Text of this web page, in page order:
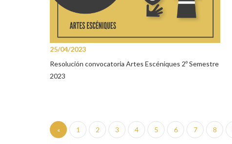
25/04/2023
Resolución convocatoria Artes Escéniques 2º Semestre
2023
« 1 2 3 4 5 6 7 8